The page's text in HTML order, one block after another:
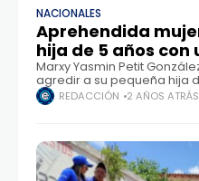
NACIONALES
Aprehendida
hija de 5 años con
Marxy Yasmin Petit
agredir a su pequeña hija
Falcón. Los funcionarios
Municipal Tucacas, tuvieron
REDACCIÓN 2 AÑOS ATRÁS